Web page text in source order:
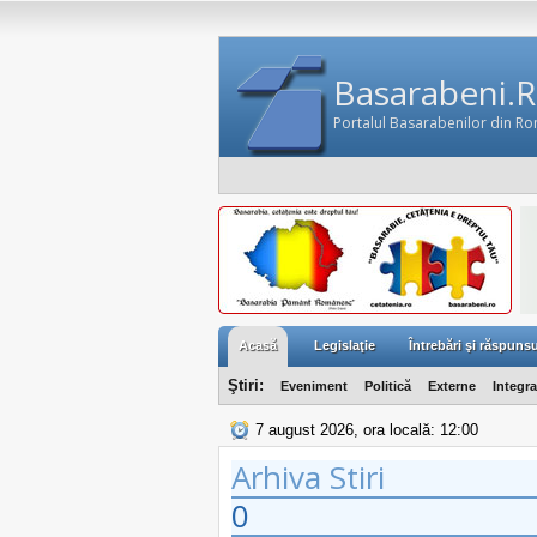
Portalul Basarabenilor din
Acasă Legislaţie Întrebări şi
Ştiri: Eveniment Politică Externe
7 august 2026, ora locală: 12:00
Arhiva Stiri
0